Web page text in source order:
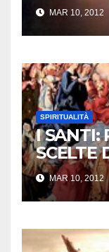
MAR 10, 2012
SPIRITUALITÀ
I SANTI:
SCELTE
MAR 10, 2012